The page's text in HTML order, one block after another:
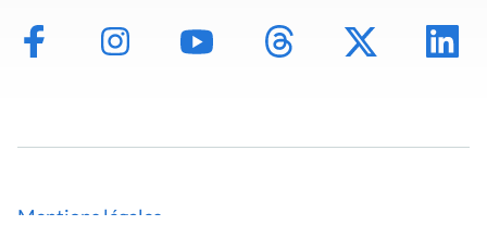
Mentions légales